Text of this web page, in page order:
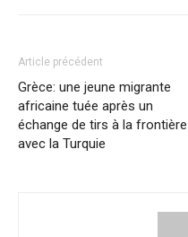
Article précédent
Grèce: une jeune migrante
africaine tuée après un
échange de tirs à la frontière
avec la Turquie